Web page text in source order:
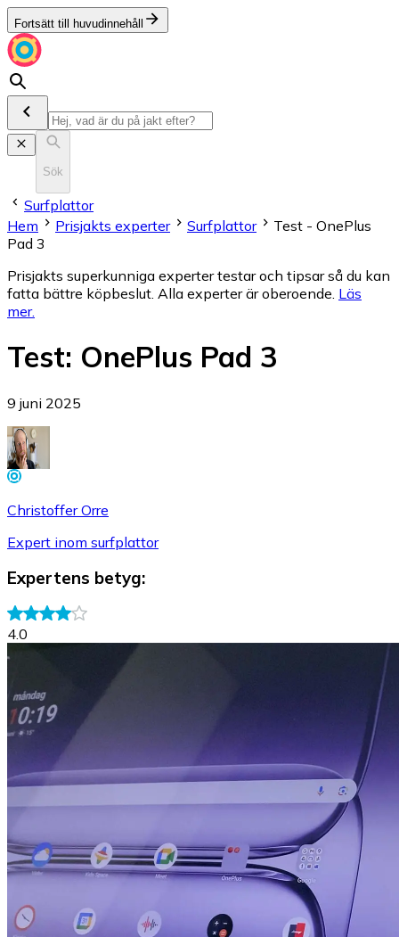
Fortsätt till huvudinnehåll
Sök
Surfplattor
Hem
Prisjakts experter Surfplattor
Test - OnePlus
Pad 3
Prisjakts superkunniga experter testar och tipsar så du kan
fatta bättre köpbeslut. Alla experter är oberoende. Läs
mer.
Test: OnePlus Pad 3
9 juni 2025
Christoffer Orre
Expert inom surfplattor
Expertens betyg:
4.0